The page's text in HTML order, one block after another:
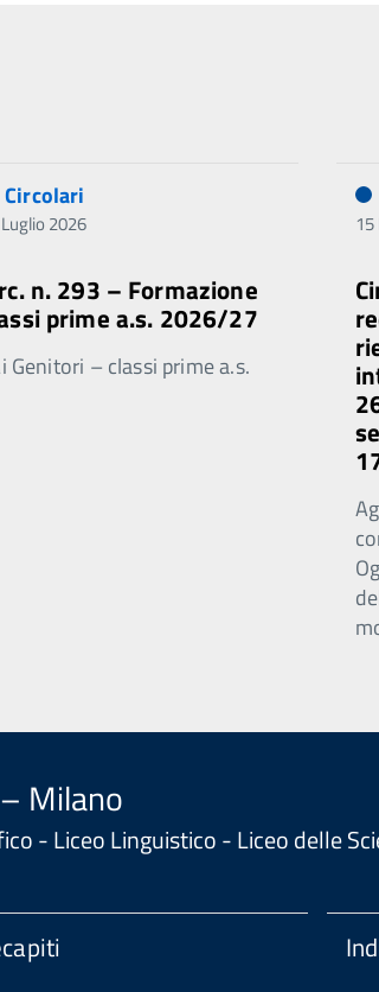
Circolari
2026
n. 293 – Formazione
prime a.s. 2026/27
Genitori – classi prime a.s.
Milano
- Liceo Linguistico - Liceo delle